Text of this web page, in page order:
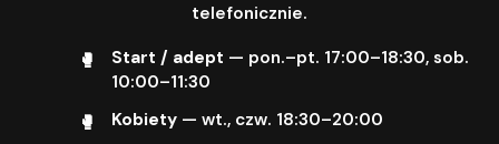
telefonicznie.
Start / adept — pon.–pt. 17:00–18:30, sob.
10:00–11:30
Kobiety— wt., czw. 18:30–20:00